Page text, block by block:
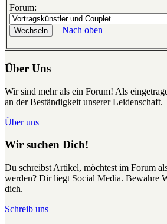
Forum:
Nach oben
Über Uns
Wir sind mehr als ein Forum! Als
an der Beständigkeit unserer Leidenschaft.
Über uns
Wir suchen Dich!
Du schreibst Artikel, möchtest im Forum
werden? Dir liegt Social Media. Bewahre
dich.
Schreib uns